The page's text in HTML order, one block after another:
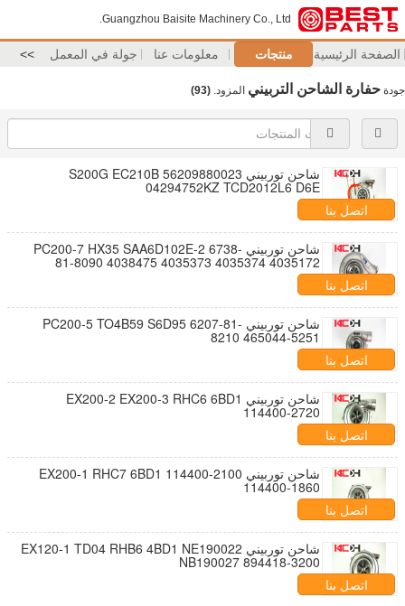
Guangzhou Baisite Machinery Co., Ltd.
الصفحة الرئيسية منتجات معلومات عنا جولة في المعمل >>
جودة حفارة الشاحن التربيني المزود. (93)
شاحن توربيني S200G EC210B 56209880023
04294752KZ TCD2012L6 D6E
اتصل بنا
شاحن توربيني PC200-7 HX35 SAA6D102E-2 6738-
81-8090 4038475 4035373 4035374 4035172
3595157 4025330 PC200-8 HX35 S6D107
اتصل بنا
شاحن توربيني PC200-5 TO4B59 S6D95 6207-81-
8210 465044-5251
اتصل بنا
شاحن توربيني EX200-2 EX200-3 RHC6 6BD1
114400-2720
اتصل بنا
شاحن توربيني EX200-1 RHC7 6BD1 114400-2100
114400-1860
اتصل بنا
شاحن توربيني EX120-1 TD04 RHB6 4BD1 NE190022
NB190027 894418-3200
اتصل بنا